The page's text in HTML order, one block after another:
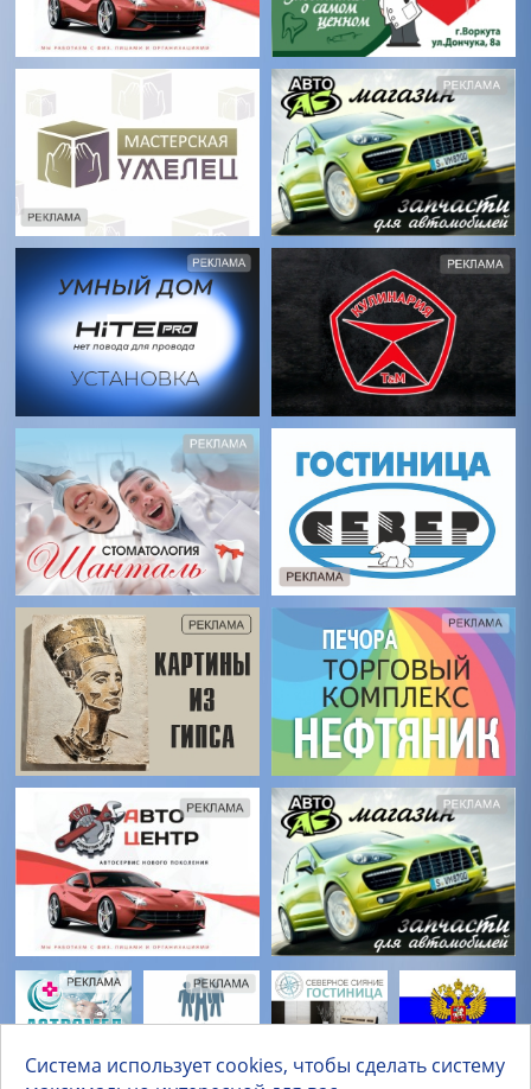
Система использует cookies, чтобы сделать систему